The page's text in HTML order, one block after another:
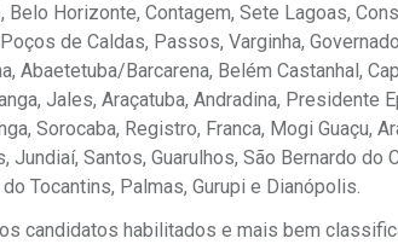
Horizonte, Contagem, Sete Lagoas,
de Caldas, Passos, Varginha,
Abaetetuba/Barcarena, Belém Castanhal,
Jales, Araçatuba, Andradina, Presidente
Sorocaba, Registro, Franca, Mogi Guaçu,
Santos, Guarulhos, São Bernardo do
Tocantins, Palmas, Gurupi e Dianópolis.
candidatos habilitados e mais bem